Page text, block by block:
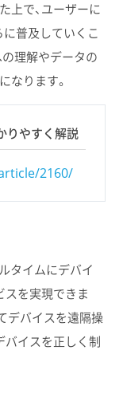
上で、ユーザーに
普及していくこ
の理解やデータの
なります。
りやすく解説
2160/
タイムにデバイ
スを実現できま
デバイスを遠隔操
バイスを正しく制